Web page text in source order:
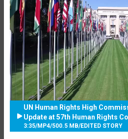
UN Human Rights High
Update at 57th Human Rights
3:35/MP4/500.5 MB/EDITED STORY